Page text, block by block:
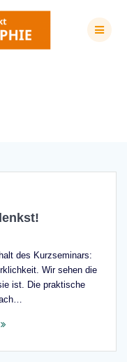
des Kurzseminars:
Wir sehen die
ist. Die praktische